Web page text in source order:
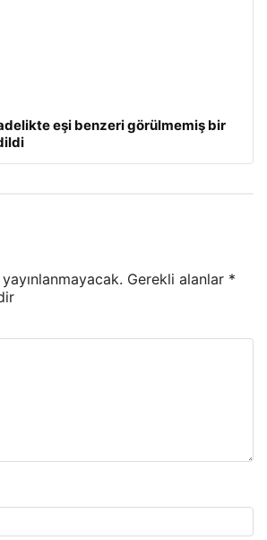
eşi benzeri görülmemiş bir
Gerekli alanlar *